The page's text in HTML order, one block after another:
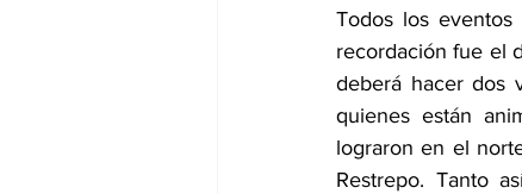
Todos los
recordación fue el
deberá hacer dos
quienes están
lograron en el
Restrepo. Tanto